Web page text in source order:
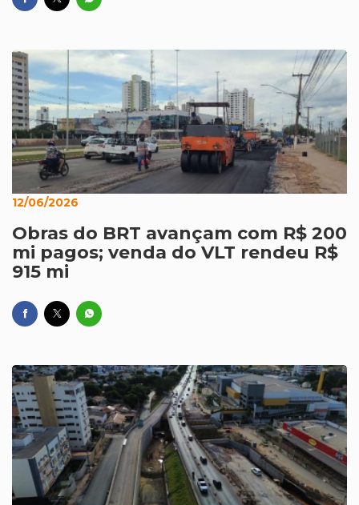
12/06/2026
Obras do BRT avançam com R$ 200
mi pagos; venda do VLT rendeu R$
915 mi